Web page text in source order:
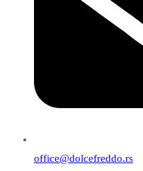
office@dolcefreddo.rs